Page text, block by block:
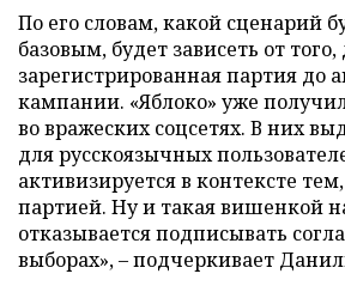
По его словам, какой сценарий
базовым, будет зависеть от
зарегистрированная партия до
кампании. «Яблоко» уже
во вражеских соцсетях. В них
для русскоязычных
активизируется в контексте
партией. Ну и такая вишенкой
отказывается подписывать
выборах», – подчеркивает